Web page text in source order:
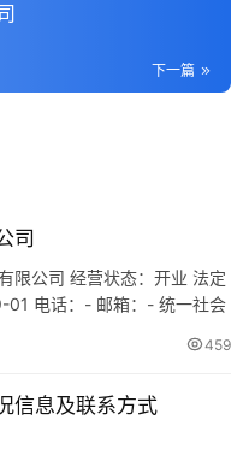
下一篇
司
限公司 经营状态：开业 法定
01 电话：- 邮箱：- 统一社会
址：- 经营范围：一般项
459
信息及联系方式